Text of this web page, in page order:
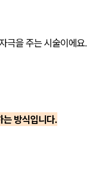
극을 주는 시술이에요.
방식입니다.